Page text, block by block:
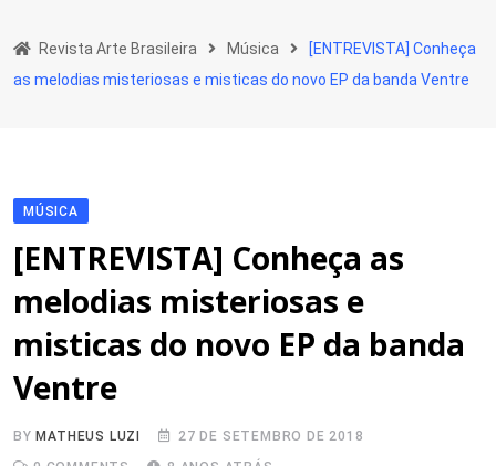
to
content
Revista Arte Brasileira Música
[ENTREVISTA] Conheça
as melodias misteriosas e misticas do novo EP da banda Ventre
MÚSICA
[ENTREVISTA] Conheça as
melodias misteriosas e
misticas do novo EP da banda
Ventre
BY MATHEUS LUZI
27 DE SETEMBRO DE 2018